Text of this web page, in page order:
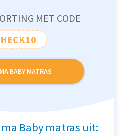
MET CODE
BABY MATRAS
Baby matras uit: